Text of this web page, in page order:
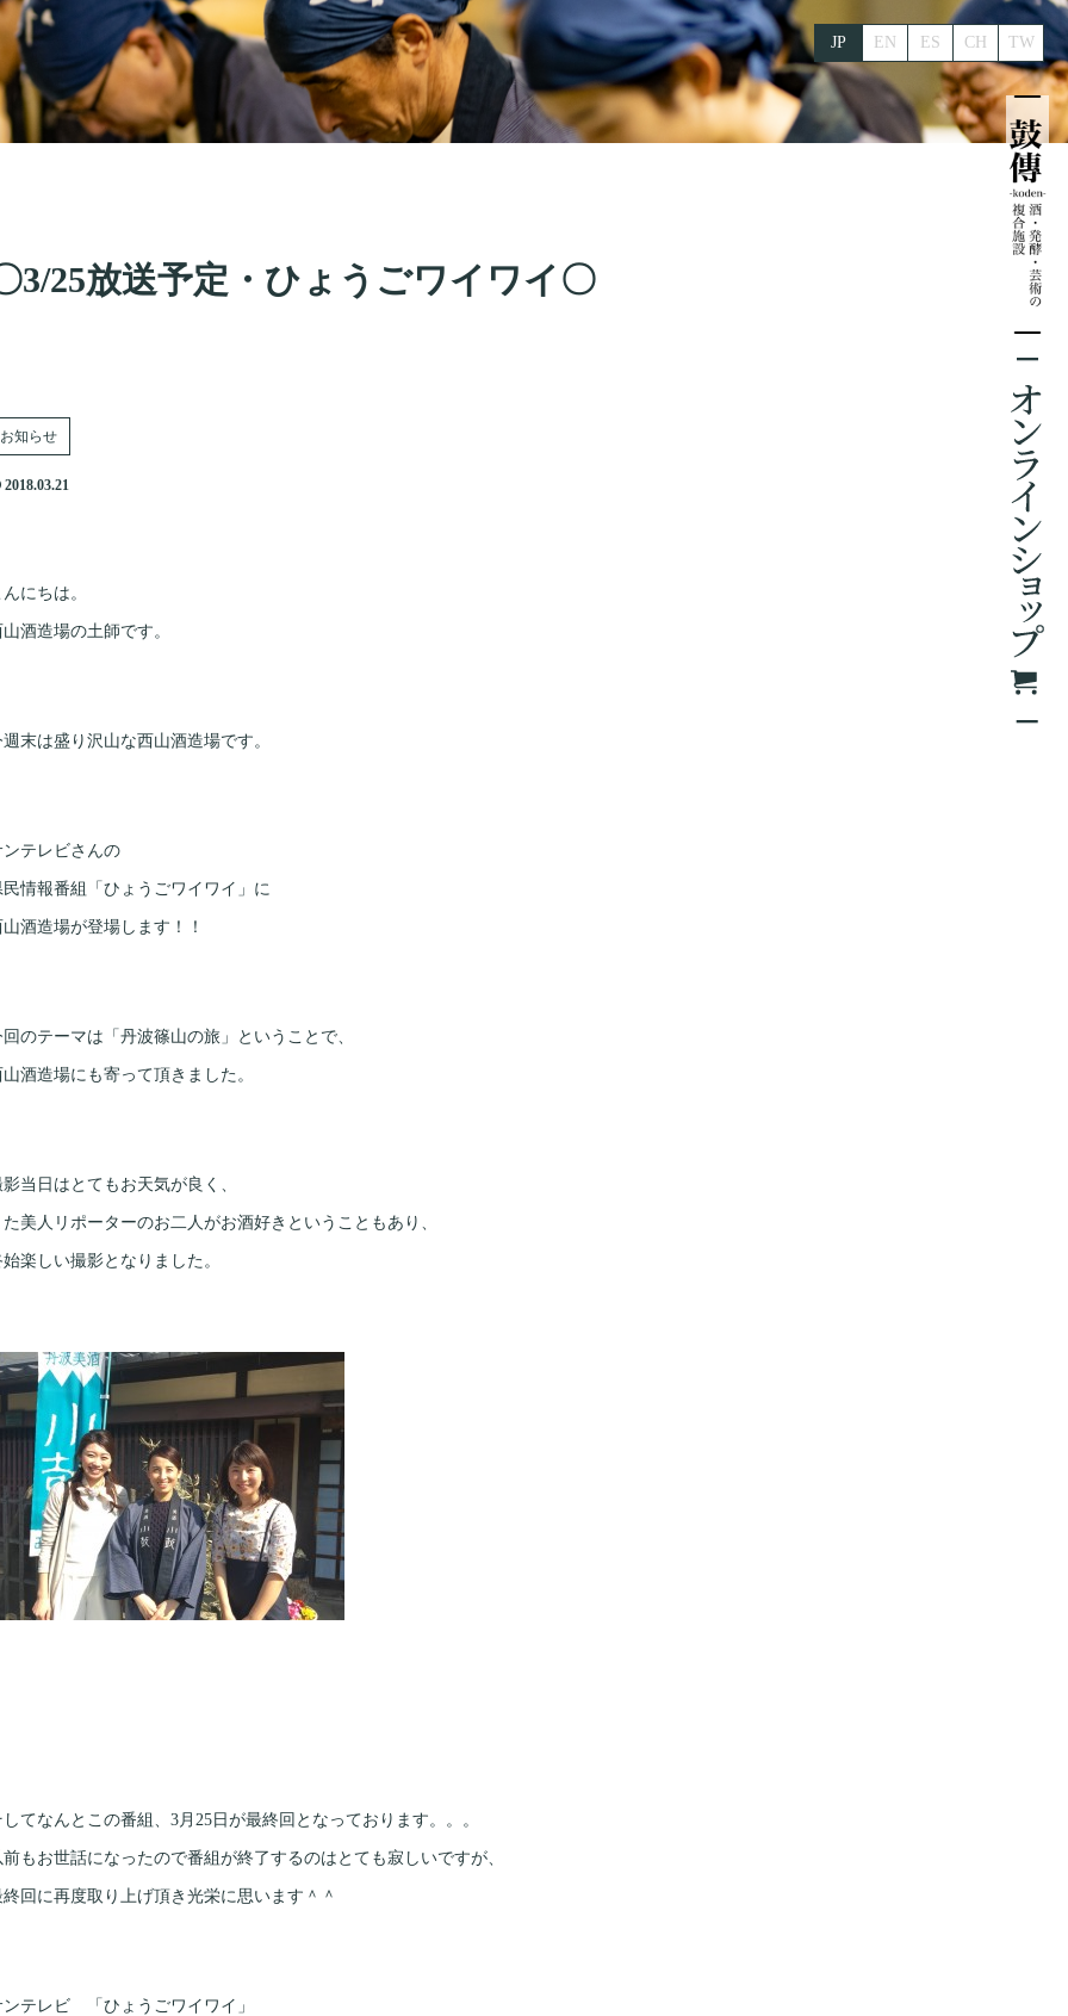
EN ES
JP CH TW
3/25放送予定・ひょうごワイワイ〇
お知らせ
2018.03.21
にちは。
酒造場の土師です。
週末は盛り沢山な西山酒造場です。
ンテレビさんの
民情報番組「ひょうごワイワイ」に
山酒造場が登場します！！
回のテーマは「丹波篠山の旅」ということで、
山酒造場にも寄って頂きました。
影当日はとてもお天気が良く、
た美人リポーターのお二人がお酒好きということもあり、
始楽しい撮影となりました。
してなんとこの番組、3月25日が最終回となっております。。。
前もお世話になったので番組が終了するのはとても寂しいですが、
終回に再度取り上げ頂き光栄に思います＾＾
ンテレビ 「ひょうごワイワイ」